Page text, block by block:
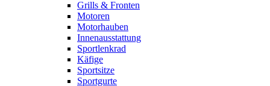
Grills & Fronten
Motoren
Motorhauben
Innenausstattung
Sportlenkrad
Käfige
Sportsitze
Sportgurte